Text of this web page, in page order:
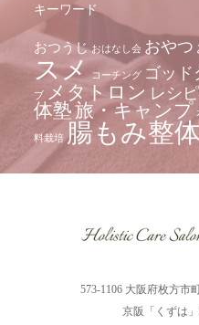
キーワード
おつうじ おはなし会 おやつ
スメ コーチング ゴッド
ブ
メタトロン レシピ
体塾旅・キャンプ
料栽培 腸もみ整体
573-1106 大阪府枚方市
京阪「くずは